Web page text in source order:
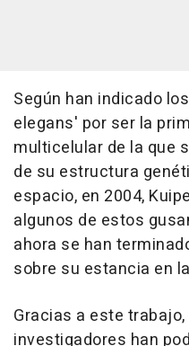
Según han indicado
elegans' por ser la
multicelular de la que
de su estructura
espacio, en 2004,
algunos de estos
ahora se han
sobre su estancia en
Gracias a este
investigadores han